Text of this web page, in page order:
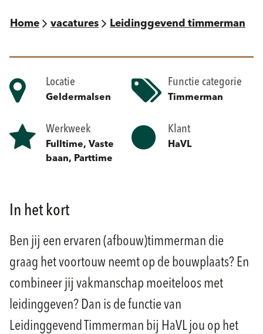
Home vacatures Leidinggevend timmerman
Locatie
Geldermalsen
Functie categorie
Timmerman
Werkweek
Fulltime, Vaste
baan, Parttime
Klant
HaVL
In het kort
Ben jij een ervaren (afbouw)timmerman die
graag het voortouw neemt op de bouwplaats? En
combineer jij vakmanschap moeiteloos met
leidinggeven? Dan is de functie van
Leidinggevend Timmerman bij HaVL jou op het